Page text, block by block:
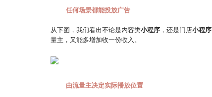
任何场景都能投放广告
从下图，我们看出不论是内容类小程序 ，还是门店小程序
量主，又能多增加收一份收入。
由流量主决定实际播放位置